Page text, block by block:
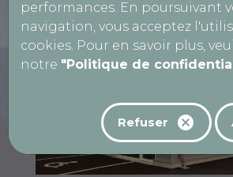
performances. En poursuivant
navigation, vous acceptez
cookies. Pour en savoir plus,
notre "Politique de
Refuser